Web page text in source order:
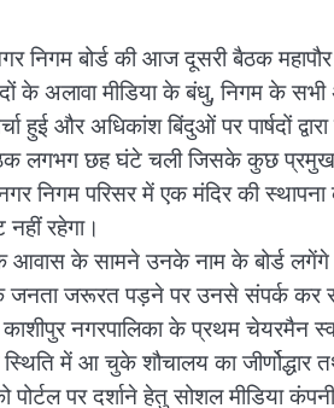
निगम बोर्ड की आज दूसरी बैठक
के अलावा मीडिया के बंधु, निगम के
हुई और अधिकांश बिंदुओं पर पार्षदों
लगभग छह घंटे चली जिसके कुछ प्रमुख
निगम परिसर में एक मंदिर की
रहेगा।
के आवास के सामने उनके नाम के बोर्ड
जनता जरूरत पड़ने पर उनसे संपर्क
नगरपालिका के प्रथम चेयरमैन
में आ चुके शौचालय का जीर्णोद्धार
पोर्टल पर दर्शाने हेतु सोशल मीडिया